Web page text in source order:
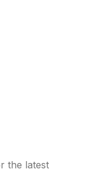
the latest